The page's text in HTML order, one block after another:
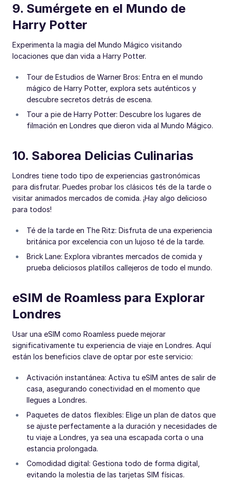
9. Sumérgete en el Mundo de
Harry Potter
Experimenta la magia del Mundo Mágico visitando
locaciones que dan vida a Harry Potter.
Tour de Estudios de Warner Bros: Entra en el mundo
mágico de Harry Potter, explora sets auténticos y
descubre secretos detrás de escena.
Tour a pie de Harry Potter: Descubre los lugares de
filmación en Londres que dieron vida al Mundo Mágico.
10. Saborea Delicias Culinarias
Londres tiene todo tipo de experiencias gastronómicas
para disfrutar. Puedes probar los clásicos tés de la tarde o
visitar animados mercados de comida. ¡Hay algo delicioso
para todos!
Té de la tarde en The Ritz: Disfruta de una experiencia
británica por excelencia con un lujoso té de la tarde.
Brick Lane: Explora vibrantes mercados de comida y
prueba deliciosos platillos callejeros de todo el mundo.
eSIM de Roamless para Explorar
Londres
Usar una eSIM como Roamless puede mejorar
significativamente tu experiencia de viaje en Londres. Aquí
están los beneficios clave de optar por este servicio:
Activación instantánea: Activa tu eSIM antes de salir de
casa, asegurando conectividad en el momento que
llegues a Londres.
Paquetes de datos flexibles: Elige un plan de datos que
se ajuste perfectamente a la duración y necesidades de
tu viaje a Londres, ya sea una escapada corta o una
estancia prolongada.
Comodidad digital: Gestiona todo de forma digital,
evitando la molestia de las tarjetas SIM físicas.